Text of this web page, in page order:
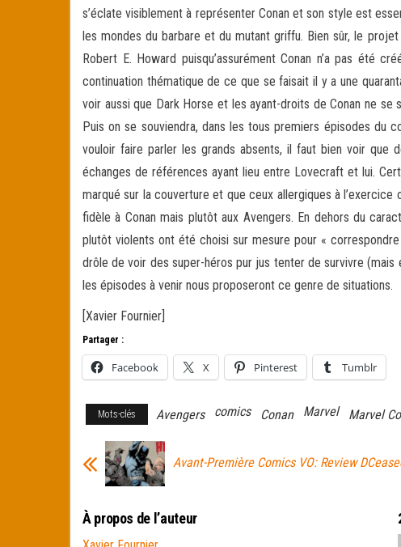
s’éclate visiblement à représenter Conan et son style est
les mondes du barbare et du mutant griffu. Bien sûr, le
Robert E. Howard puisqu’assurément Conan n’a pas été
continuation thématique de ce que se faisait il y a une
voir aussi que Dark Horse et les ayant-droits de Conan ne
Puis on se souviendra, dans les tous premiers épisodes du
vouloir faire parler les grands absents, il faut bien voir que
échanges de références ayant lieu entre Lovecraft et lui.
marqué sur la couverture et que ceux allergiques à
fidèle à Conan mais plutôt aux Avengers. En dehors du
plutôt violents ont été choisi sur mesure pour «
drôle de voir des super-héros pur jus tenter de survivre
les épisodes à venir nous proposeront ce genre de situations.
[Xavier Fournier]
Partager :
Facebook X Pinterest Tumblr
Mots-clés Avengers comics Conan Marvel Marvel
Avant-Première Comics VO: Review
À propos de l’auteur